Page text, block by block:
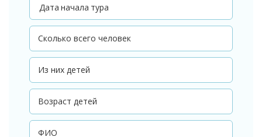
Дата начала тура